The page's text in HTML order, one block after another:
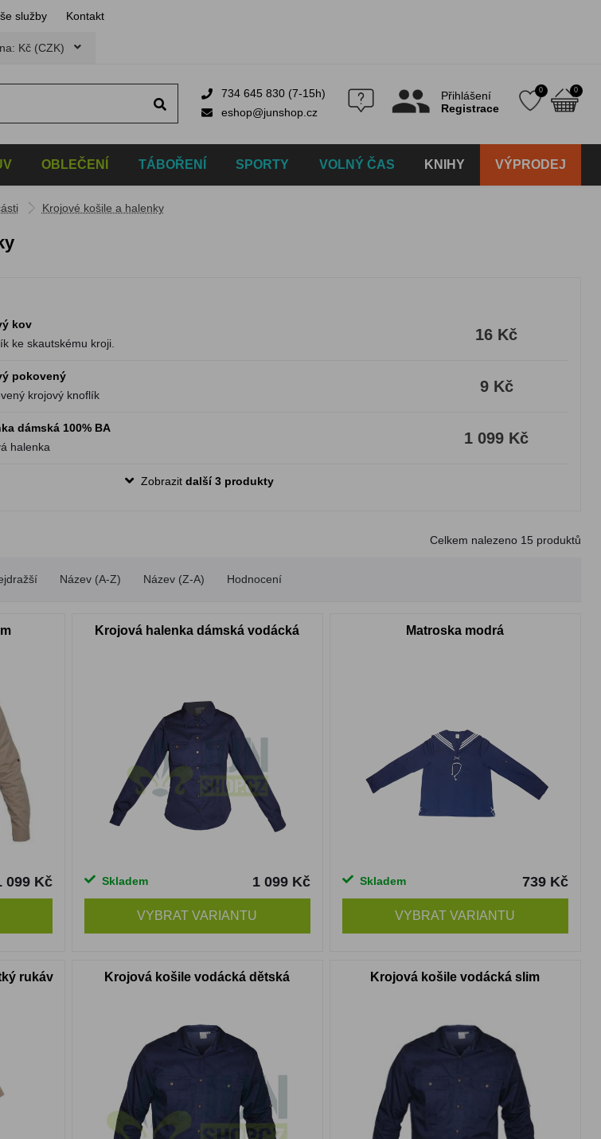
služby Kontakt
Kč (CZK)
734 645 830 (7-15h)
eshop@junshop.cz
Přihlášení
Registrace
0 0
OBLEČENÍ TÁBOŘENÍ SPORTY VOLNÝ ČAS KNIHY VÝPRODEJ
Krojové košile a halenky
kov
ke skautskému kroji.
16 Kč
pokovený
krojový knoflík
9 Kč
dámská 100% BA
halenka
1 099 Kč
Zobrazitdalší 3 produkty
Celkem nalezeno 15 produktů
Název (A-Z) Název (Z-A) Hodnocení
099 Kč
Krojová halenka dámská vodácká
Skladem 1 099 Kč
VYBRAT VARIANTU
Matroska modrá
Skladem 739 Kč
VYBRAT VARIANTU
rukáv Krojová košile vodácká dětská Krojová košile vodácká slim